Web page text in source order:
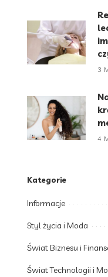
3
4
Kategorie
Informacje
Styl życia i Moda
Świat Biznesu i
Świat Technologii i